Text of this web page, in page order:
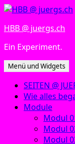
Zum
springen
HBB @ juergs.ch
Ein Experiment.
Menü und Widgets
SEITEN @
Wie alles
Module
Modul
Modul
Modul